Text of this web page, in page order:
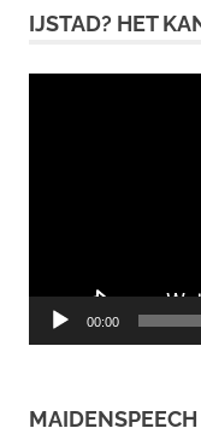
IJSTAD? HET
00:00